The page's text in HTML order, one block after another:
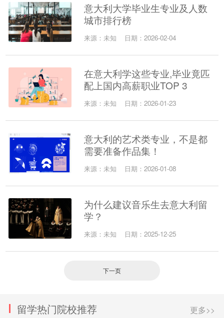
意大利大学毕业生专业及人数
城市排行榜
来源：未知 日期：2026-02-04
在意大利学这些专业,毕业竟匹
配上国内高薪职业TOP 3
来源：未知 日期：2026-01-23
意大利的艺术类专业，不是都
需要准备作品集！
来源：未知 日期：2026-01-08
为什么建议音乐生去意大利留
学？
来源：未知 日期：2025-12-25
下一页
留学热门院校推荐 更多>>